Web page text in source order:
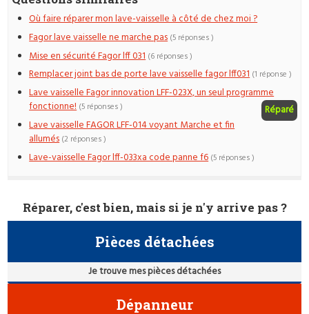
Où faire réparer mon lave-vaisselle à côté de chez moi ?
Fagor lave vaisselle ne marche pas (5 réponses )
Mise en sécurité Fagor lff 031 (6 réponses )
Remplacer joint bas de porte lave vaisselle fagor lff031 (1 réponse )
Lave vaisselle Fagor innovation LFF-023X, un seul programme
fonctionne!
Réparé
(5 réponses )
Lave vaisselle FAGOR LFF-014 voyant Marche et fin
allumés (2 réponses )
Lave-vaisselle Fagor lff-033xa code panne f6 (5 réponses )
Réparer, c'est bien, mais si je n'y arrive pas ?
Pièces détachées
Je trouve mes pièces détachées
Dépanneur